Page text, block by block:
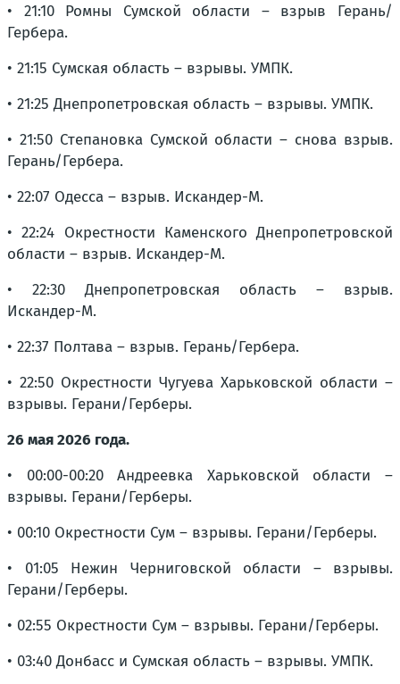
• 21:10 Ромны Сумской области – взрыв Герань/
Гербера.
• 21:15 Сумская область – взрывы. УМПК.
• 21:25 Днепропетровская область – взрывы. УМПК.
• 21:50 Степановка Сумской области – снова взрыв.
Герань/Гербера.
• 22:07 Одесса – взрыв. Искандер-М.
• 22:24 Окрестности Каменского Днепропетровской
области – взрыв. Искандер-М.
• 22:30 Днепропетровская область – взрыв.
Искандер-М.
• 22:37 Полтава – взрыв. Герань/Гербера.
• 22:50 Окрестности Чугуева Харьковской области –
взрывы. Герани/Герберы.
26 мая 2026 года.
• 00:00-00:20 Андреевка Харьковской области –
взрывы. Герани/Герберы.
• 00:10 Окрестности Сум – взрывы. Герани/Герберы.
• 01:05 Нежин Черниговской области – взрывы.
Герани/Герберы.
• 02:55 Окрестности Сум – взрывы. Герани/Герберы.
• 03:40 Донбасс и Сумская область – взрывы. УМПК.